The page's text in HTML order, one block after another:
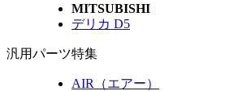
MITSUBISHI
デリカ D5
汎用パーツ特集
AIR（エアー）